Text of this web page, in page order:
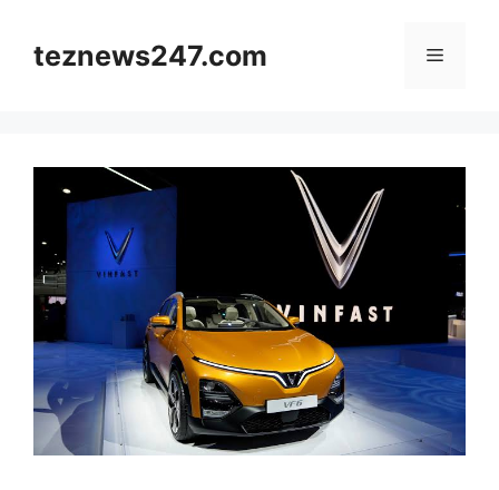
contentteznews247.com Menu